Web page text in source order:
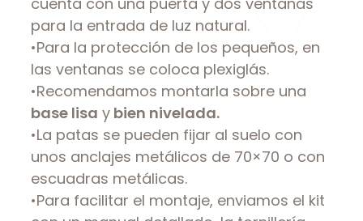
para la entrada de luz natural.
•Para la protección de los pequeños, en
las ventanas se coloca plexiglás.
•Recomendamos montarla sobre una
base lisa y bien nivelada.
•La patas se pueden fijar al suelo con
unos anclajes metálicos de 70×70 o con
escuadras metálicas.
•Para facilitar el montaje, enviamos el kit